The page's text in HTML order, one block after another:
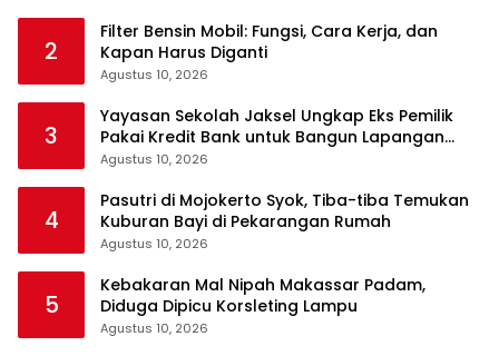
2
Filter Bensin Mobil: Fungsi, Cara Kerja, dan
Kapan Harus Diganti
Agustus 10, 2026
3
Yayasan Sekolah Jaksel Ungkap Eks Pemilik
Pakai Kredit Bank untuk Bangun Lapangan
Padel
Agustus 10, 2026
4
Pasutri di Mojokerto Syok, Tiba-tiba Temukan
Kuburan Bayi di Pekarangan Rumah
Agustus 10, 2026
5
Kebakaran Mal Nipah Makassar Padam,
Diduga Dipicu Korsleting Lampu
Agustus 10, 2026